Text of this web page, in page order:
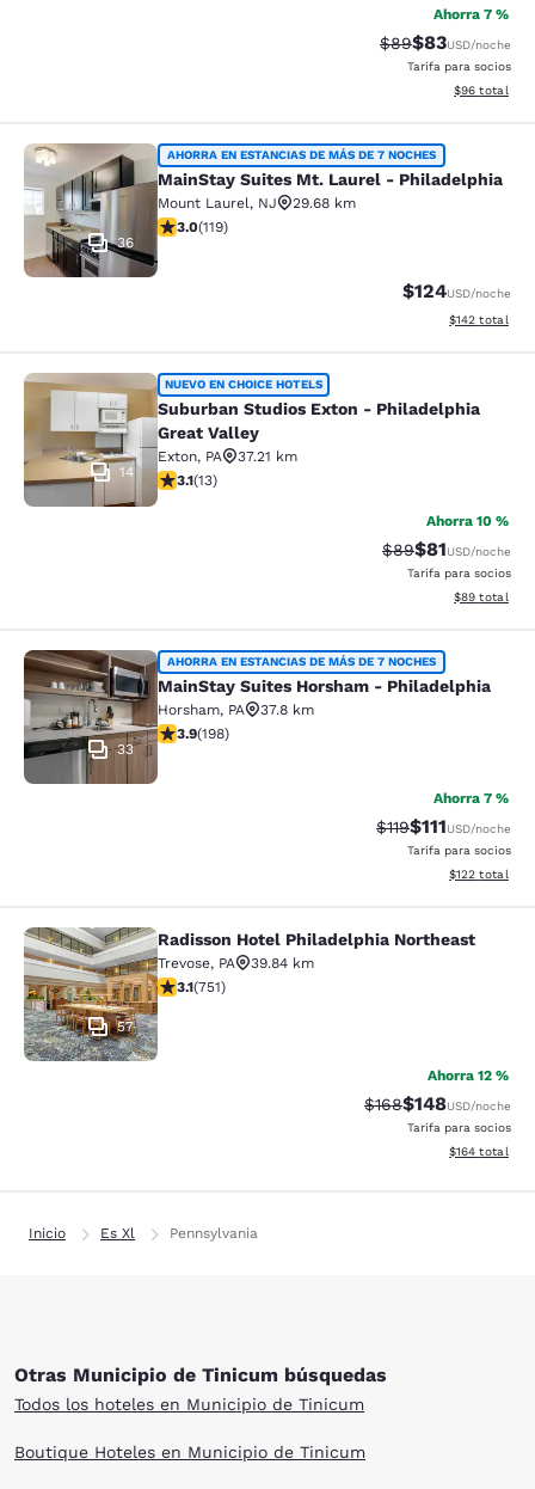
Ahorra 7 %
Precio tachado:
$89Precio con
$83USD/noche
Tarifa para socios
Ver detalles
$96 total
MainStay Suites Mt. Laurel -
36
AHORRA EN ESTANCIAS DE MÁS DE 7 NOCHES
MainStay Suites Mt. Laurel - Philadelphia
Mount Laurel, NJ
29.68 km
calificación de 2.97 estrellas. Feria. 119 reseñas
3.0(119)
$124USD/noche
Ver detalles
$142 total
Suburban Studios Exton -
14
NUEVO EN CHOICE HOTELS
Suburban Studios Exton - Philadelphia
Great Valley
Exton, PA
37.21 km
calificación de 3.08 estrellas. Feria. 13 reseñas
3.1(13)
Ahorra 10 %
Precio tachado:
$89Precio con
$81USD/noche
Tarifa para socios
Ver detalles
$89 total
MainStay Suites Horsham -
33
AHORRA EN ESTANCIAS DE MÁS DE 7 NOCHES
MainStay Suites Horsham - Philadelphia
Horsham, PA
37.8 km
calificación de 3.89 estrellas. Bueno. 198 reseñas
3.9(198)
Ahorra 7 %
Precio tachado:
$119Precio con
$111USD/noche
Tarifa para socios
Ver detalles
$122 total
Radisson Hotel Philadelphia
57
Radisson Hotel Philadelphia Northeast
Trevose, PA
39.84 km
calificación de 3.13 estrellas. Bueno. 751 reseñas
3.1(751)
Ahorra 12 %
Precio tachado:
$168Precio con
$148USD/noche
Tarifa para socios
Ver detalles
$164 total
Inicio Es Xl Pennsylvania
Otras Municipio de Tinicum búsquedas
Todos los hoteles en Municipio de Tinicum
Boutique Hoteles en Municipio de Tinicum